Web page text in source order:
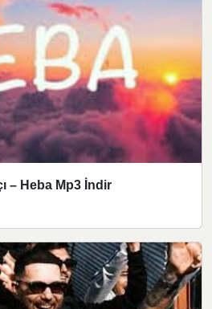
– Heba Mp3 İndir